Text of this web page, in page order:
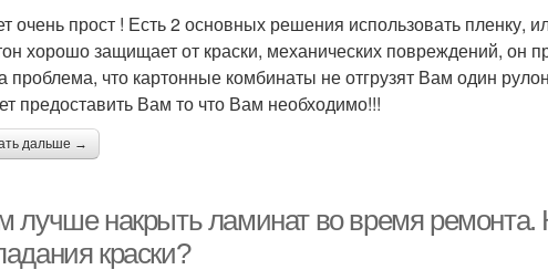
очень прост ! Есть 2 основных решения использовать пленку,
хорошо защищает от краски, механических повреждений, он
проблема, что картонные комбинаты не отгрузят Вам один
предоставить Вам то что Вам необходимо!!!
дальше →
лучше накрыть ламинат во время ремонта.
краски?